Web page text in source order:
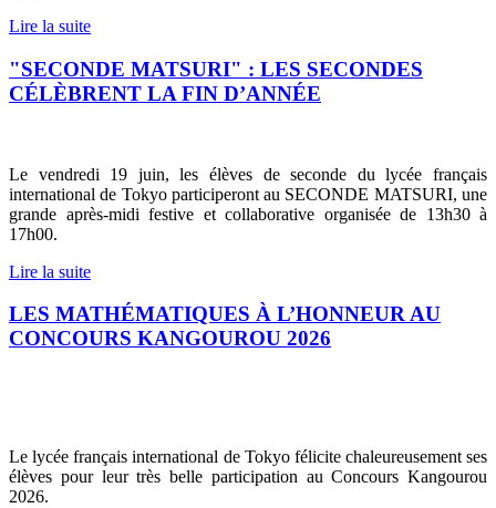
Lire la suite
"SECONDE MATSURI" : LES SECONDES
CÉLÈBRENT LA FIN D’ANNÉE
Le vendredi 19 juin, les élèves de seconde du lycée français
international de Tokyo participeront au SECONDE MATSURI, une
grande après-midi festive et collaborative organisée de 13h30 à
17h00.
Lire la suite
LES MATHÉMATIQUES À L’HONNEUR AU
CONCOURS KANGOUROU 2026
Le lycée français international de Tokyo félicite chaleureusement ses
élèves pour leur très belle participation au Concours Kangourou
2026.